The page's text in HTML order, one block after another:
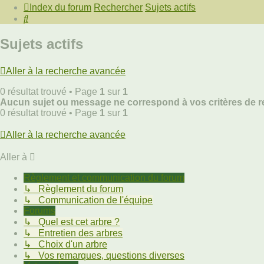
Index du forum Rechercher Sujets actifs
Rechercher
Sujets actifs
Aller à la recherche avancée
0 résultat trouvé • Page 1 sur 1
Aucun sujet ou message ne correspond à vos critères de
0 résultat trouvé • Page 1 sur 1
Aller à la recherche avancée
Aller à
Règlement et communication du forum
↳ Règlement du forum
↳ Communication de l'équipe
Forums
↳ Quel est cet arbre ?
↳ Entretien des arbres
↳ Choix d'un arbre
↳ Vos remarques, questions diverses